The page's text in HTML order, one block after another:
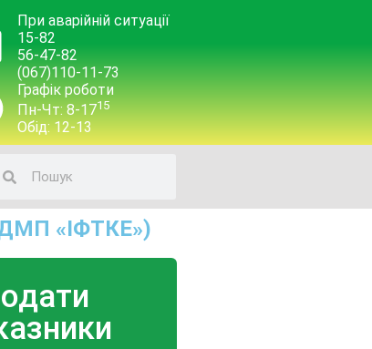
При аварійній ситуації
15-82
56-47-82
(067)110-11-73
Графік роботи
Пн-Чт: 8-1715
Обід: 12-13
«ІФТКЕ»)